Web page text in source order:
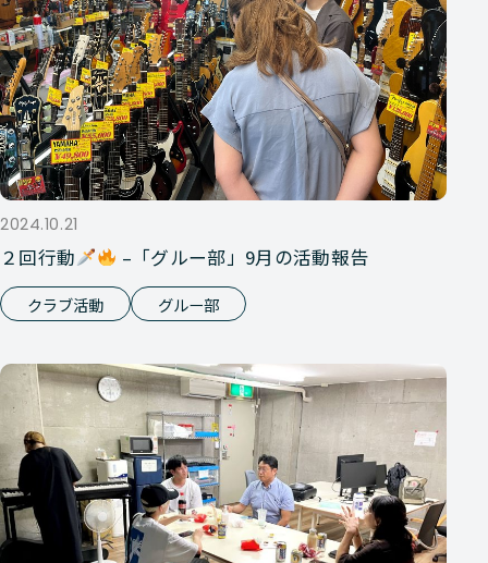
2024.10.21
２回行動 –「グルー部」9月の活動報告
クラブ活動 グルー部